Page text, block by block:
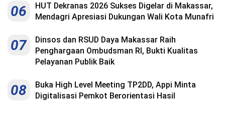
06
HUT Dekranas 2026 Sukses Digelar di Makassar,
Mendagri Apresiasi Dukungan Wali Kota Munafri
07
Dinsos dan RSUD Daya Makassar Raih
Penghargaan Ombudsman RI, Bukti Kualitas
Pelayanan Publik Baik
08
Buka High Level Meeting TP2DD, Appi Minta
Digitalisasi Pemkot Berorientasi Hasil